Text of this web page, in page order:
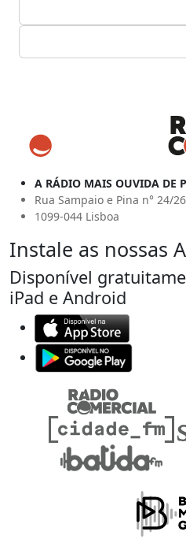
A RÁDIO MAIS OUVIDA DE
Rua Sampaio e Pina n° 24/26
1099-044 Lisboa
Instale as nossas
Disponível
iPad e Android